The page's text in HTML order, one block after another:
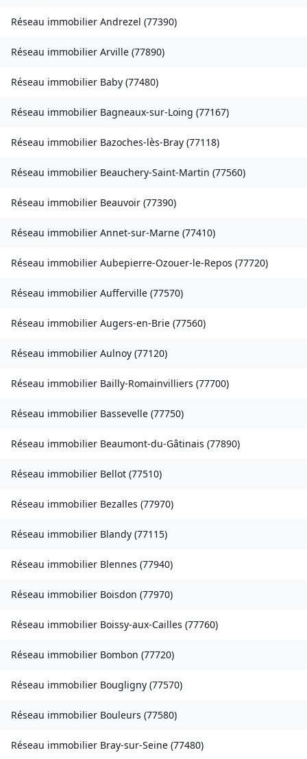
Réseau immobilier Andrezel (77390)
Réseau immobilier Arville (77890)
Réseau immobilier Baby (77480)
Réseau immobilier Bagneaux-sur-Loing (77167)
Réseau immobilier Bazoches-lès-Bray (77118)
Réseau immobilier Beauchery-Saint-Martin (77560)
Réseau immobilier Beauvoir (77390)
Réseau immobilier Annet-sur-Marne (77410)
Réseau immobilier Aubepierre-Ozouer-le-Repos (77720)
Réseau immobilier Aufferville (77570)
Réseau immobilier Augers-en-Brie (77560)
Réseau immobilier Aulnoy (77120)
Réseau immobilier Bailly-Romainvilliers (77700)
Réseau immobilier Bassevelle (77750)
Réseau immobilier Beaumont-du-Gâtinais (77890)
Réseau immobilier Bellot (77510)
Réseau immobilier Bezalles (77970)
Réseau immobilier Blandy (77115)
Réseau immobilier Blennes (77940)
Réseau immobilier Boisdon (77970)
Réseau immobilier Boissy-aux-Cailles (77760)
Réseau immobilier Bombon (77720)
Réseau immobilier Bougligny (77570)
Réseau immobilier Bouleurs (77580)
Réseau immobilier Bray-sur-Seine (77480)